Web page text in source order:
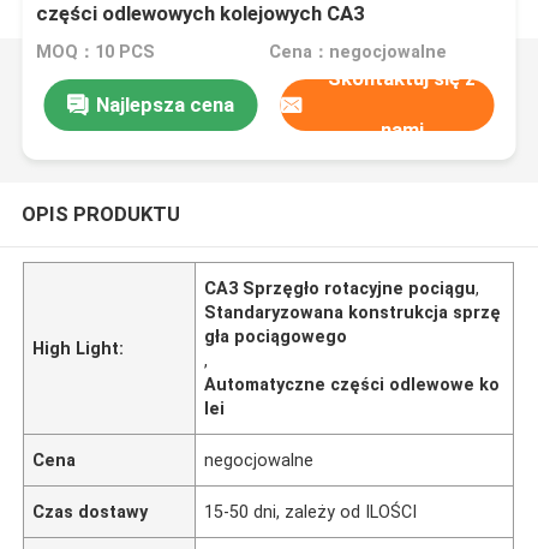
części odlewowych kolejowych CA3
MOQ：10 PCS Cena：negocjowalne
Najlepsza cena
Skontaktuj się z
nami
OPIS PRODUKTU
High Light:
CA3 Sprzęgło rotacyjne pociągu,
Standaryzowana konstrukcja sprzę
gła pociągowego
,
Automatyczne części odlewowe ko
lei
Cena negocjowalne
Czas dostawy 15-50 dni, zależy od ILOŚCI